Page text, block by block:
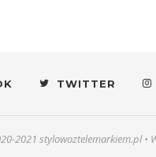
TWITTER
2021 stylowoztelemarkiem.pl •